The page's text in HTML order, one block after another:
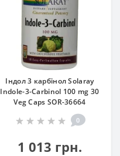
Індол 3 карбінол Solaray
Indole-3-Carbinol 100 mg 30
Veg Caps SOR-36664
0
1 013 грн.